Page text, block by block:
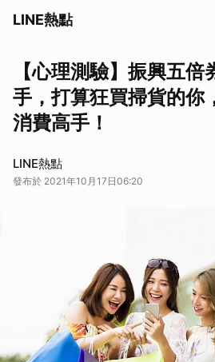
LINE熱點
【心理測驗】振興五倍
手，打算狂買掃貨的你
消費高手！
LINE熱點
發布於 2021年10月17日06:20